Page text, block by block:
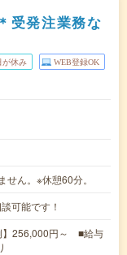
受発注業務な
が休み WEB登録OK
ん。※休憩60分。
可能です！
256,000円～ ■給与